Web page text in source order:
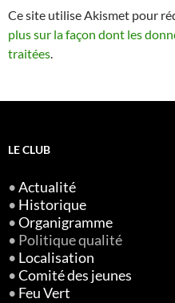
Ce site utilise Akismet pour
plus sur la façon dont les
traitées.
LE CLUB
•Actualité
• Historique
•Organigramme
• Politique qualité
• Localisation
•Comité des jeunes
• Feu Vert